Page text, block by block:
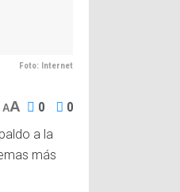
Foto: Internet
AA 0
0
a la
más